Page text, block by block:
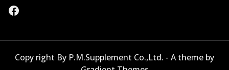
Facebook
Copy right By P.M.Supplement Co.,Ltd. - A theme by